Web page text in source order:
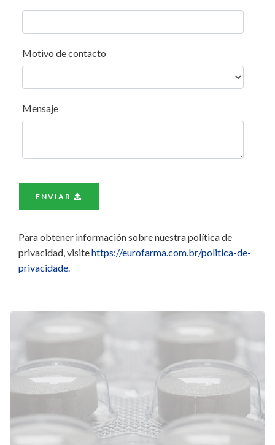
Motivo de contacto
Mensaje
ENVIAR
Para obtener información sobre nuestra política de
privacidad, visitehttps://eurofarma.com.br/politica-de-
privacidade.